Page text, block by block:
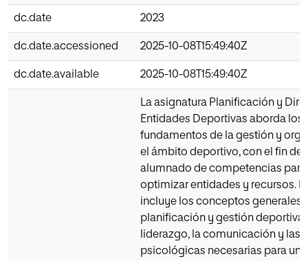
dc.date 2023
dc.date.accessioned 2025-10-08T15:49:40Z
dc.date.available 2025-10-08T15:49:40Z
La asignatura Planificación y
Entidades Deportivas aborda los
fundamentos de la gestión y
el ámbito deportivo, con el fin de
alumnado de competencias
optimizar entidades y recursos.
incluye los conceptos generales
planificación y gestión deportiva,
liderazgo, la comunicación y las
psicológicas necesarias para